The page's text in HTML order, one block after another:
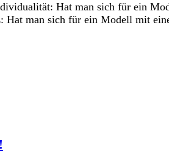
Hat man sich für ein
man sich für ein Modell mit